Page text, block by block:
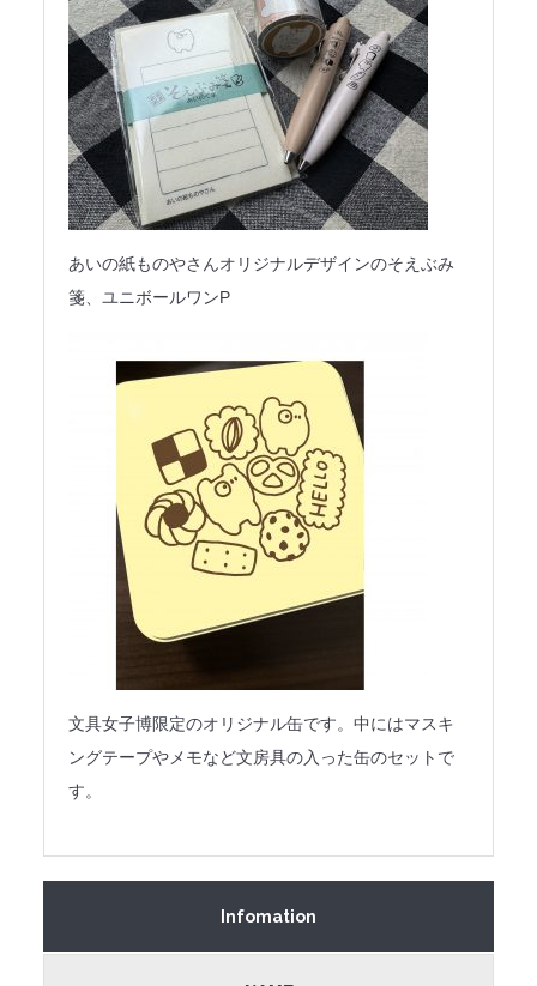
あいの紙ものやさんオリジナルデザインのそえぶみ
箋、ユニボールワンP
文具女子博限定のオリジナル缶です。中にはマスキ
ングテープやメモなど文房具の入った缶のセットで
す。
Infomation